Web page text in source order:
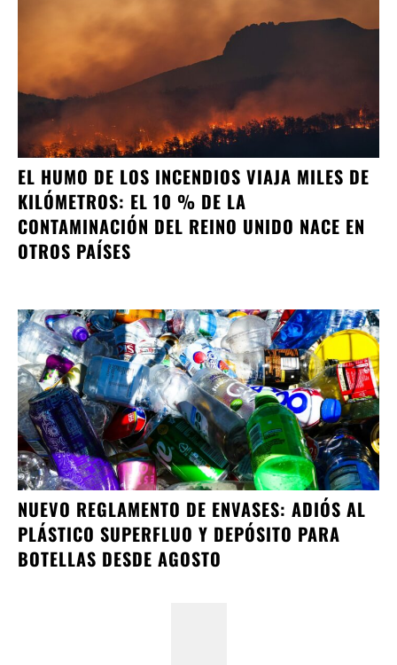
EL HUMO DE LOS INCENDIOS VIAJA MILES DE
KILÓMETROS: EL 10 % DE LA
CONTAMINACIÓN DEL REINO UNIDO NACE EN
OTROS PAÍSES
NUEVO REGLAMENTO DE ENVASES: ADIÓS AL
PLÁSTICO SUPERFLUO Y DEPÓSITO PARA
BOTELLAS DESDE AGOSTO